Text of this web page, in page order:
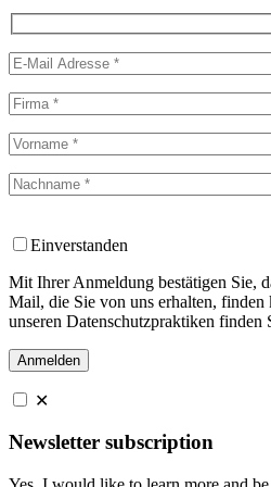
Einverstanden
Mit Ihrer Anmeldung bestätigen Sie,
Mail, die Sie von uns erhalten,
unseren Datenschutzpraktiken
✕
Newsletter subscription